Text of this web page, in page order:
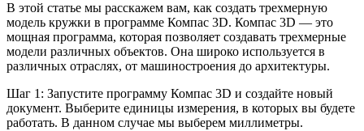
В этой статье мы расскажем вам, как создать трехмерную
модель кружки в программе Компас 3D. Компас 3D — это
мощная программа, которая позволяет создавать трехмерные
модели различных объектов. Она широко используется в
различных отраслях, от машиностроения до архитектуры.
Шаг 1: Запустите программу Компас 3D и создайте новый
документ. Выберите единицы измерения, в которых вы будете
работать. В данном случае мы выберем миллиметры.